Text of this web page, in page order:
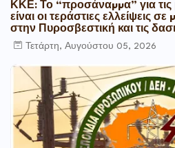
ΚΚΕ: Το “προσάναµµα” για τις
είναι οι τεράστιες ελλείψεις
στην Πυροσβεστική και τις
Τετάρτη, Αυγούστου 05, 2026